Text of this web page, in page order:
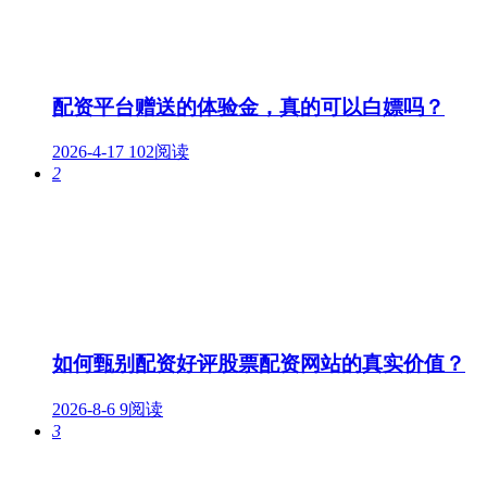
配资平台赠送的体验金，真的可以白嫖吗？
2026-4-17 102阅读
2
如何甄别配资好评股票配资网站的真实价值？
2026-8-6 9阅读
3